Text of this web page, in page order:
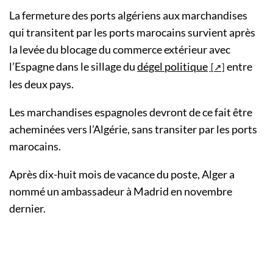
La fermeture des ports algériens aux marchandises
qui transitent par les ports marocains survient après
la levée du blocage du commerce extérieur avec
l’Espagne dans le sillage dudégel politique
entre
les deux pays.
Les marchandises espagnoles devront de ce fait être
acheminées vers l’Algérie, sans transiter par les ports
marocains.
Après dix-huit mois de vacance du poste, Alger a
nommé un ambassadeur à Madrid en novembre
dernier.